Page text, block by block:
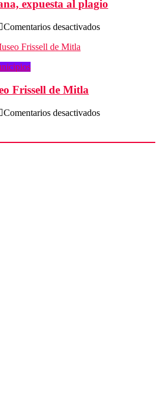
feliz
mundo
expuesta al plagio
Comentarios desactivadosen
Frissell de Mitla
Comentarios desactivadosen
Museo